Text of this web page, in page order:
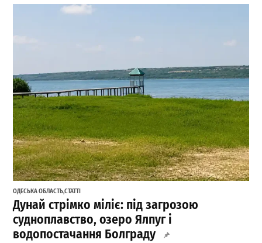
ОДЕСЬКА ОБЛАСТЬ,СТАТТІ
Дунай стрімко міліє: під загрозою
судноплавство, озеро Ялпуг і
водопостачання Болграду